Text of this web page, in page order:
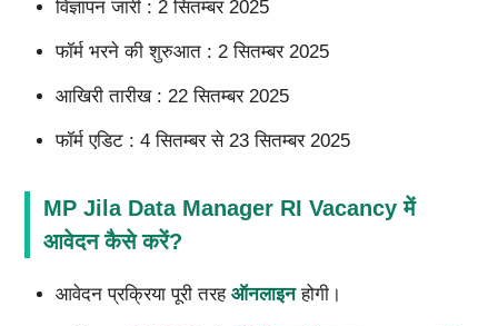
विज्ञापन जारी : 2 सितम्बर 2025
फॉर्म भरने की शुरुआत : 2 सितम्बर 2025
आखिरी तारीख : 22 सितम्बर 2025
फॉर्म एडिट : 4 सितम्बर से 23 सितम्बर 2025
MP Jila Data Manager RI Vacancy में
आवेदन कैसे करें?
आवेदन प्रक्रिया पूरी तरह ऑनलाइनहोगी।